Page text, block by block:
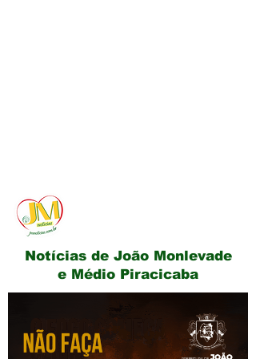
Notícias de João Monlevade
e Médio Piracicaba